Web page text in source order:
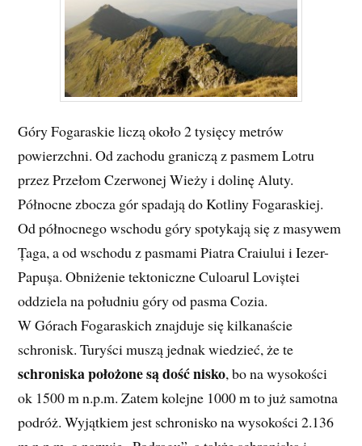
Góry Fogaraskie liczą około 2 tysięcy metrów
powierzchni. Od zachodu graniczą z pasmem Lotru
przez Przełom Czerwonej Wieży i dolinę Aluty.
Północne zbocza gór spadają do Kotliny Fogaraskiej.
Od północnego wschodu góry spotykają się z masywem
Țaga, a od wschodu z pasmami Piatra Craiului i Iezer-
Papușa. Obniżenie tektoniczne Culoarul Loviștei
oddziela na południu góry od pasma Cozia.
W Górach Fogaraskich znajduje się kilkanaście
schronisk. Turyści muszą jednak wiedzieć, że te
schroniska położone są dość nisko, bo na wysokości
ok 1500 m n.p.m. Zatem kolejne 1000 m to już samotna
podróż. Wyjątkiem jest schronisko na wysokości 2.136